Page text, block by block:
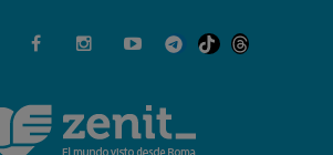
público
un proyecto de empoderamiento
oficial del Viaje Apostólico del
León XIV a Francia